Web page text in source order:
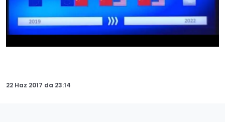
22 Haz 2017 da 23:14